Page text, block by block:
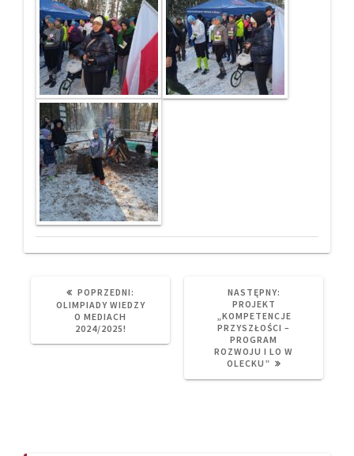
POPRZEDNI:
POST:
OLIMPIADY WIEDZY
O MEDIACH
2024/2025!
NASTĘPNY:
PROJEKT
„KOMPETENCJE
PRZYSZŁOŚCI –
PROGRAM
ROZWOJU I LO W
OLECKU”